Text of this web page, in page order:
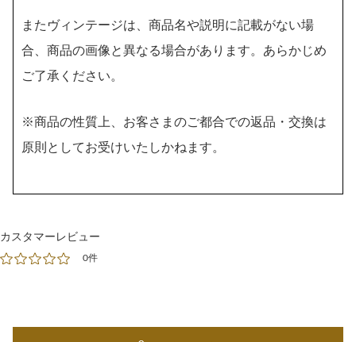
またヴィンテージは、商品名や説明に記載がない場
合、商品の画像と異なる場合があります。あらかじめ
ご了承ください。
※商品の性質上、お客さまのご都合での返品・交換は
原則としてお受けいたしかねます。
カスタマーレビュー
0件